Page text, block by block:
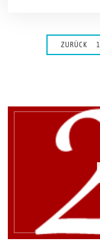
ZURÜCK 1